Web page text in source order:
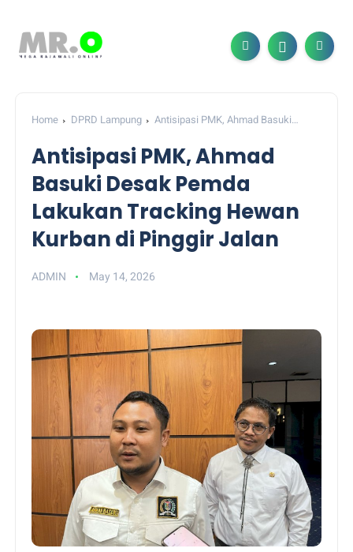
Home DPRD Lampung
Antisipasi PMK, Ahmad Basuki
Antisipasi PMK, Ahmad
Basuki Desak Pemda
Lakukan Tracking Hewan
Kurban di Pinggir Jalan
ADMIN May 14, 2026